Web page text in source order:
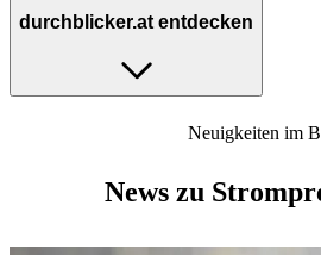
durchblicker.at entdecken
Neuigkeiten im
News zu